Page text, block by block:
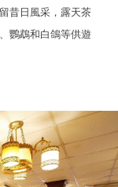
昔日風采，露天茶
鸚鵡和白鴿等供遊